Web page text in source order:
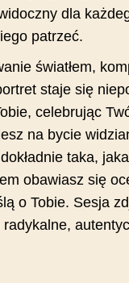
dla
patrzeć.
światłem,
staje się
celebrując
na bycie
taka,
obawiasz się
o Tobie. Sesja